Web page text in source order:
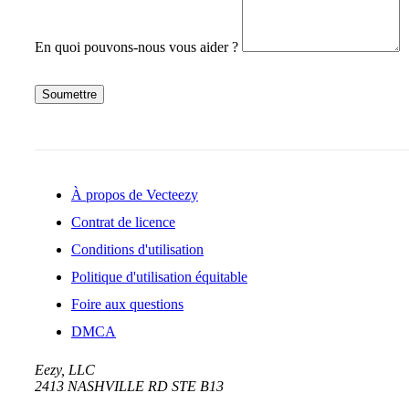
En quoi pouvons-nous vous aider ?
Soumettre
À propos de Vecteezy
Contrat de licence
Conditions d'utilisation
Politique d'utilisation équitable
Foire aux questions
DMCA
Eezy, LLC
2413 NASHVILLE RD STE B13